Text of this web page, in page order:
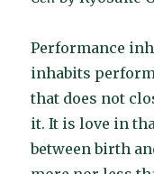
Performance
inhabits
that does not
it. It is love in
between birth